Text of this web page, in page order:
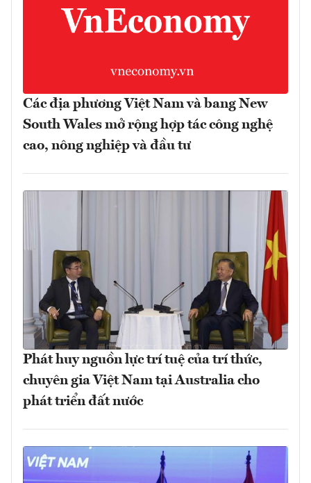
Các địa phương Việt Nam và bang New
South Wales mở rộng hợp tác công nghệ
cao, nông nghiệp và đầu tư
Phát huy nguồn lực trí tuệ của trí thức,
chuyên gia Việt Nam tại Australia cho
phát triển đất nước